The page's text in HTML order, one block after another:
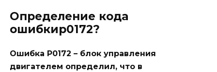
Определение кода
ошибкиp0172?
Ошибка P0172 – блок управления
двигателем определил, что в